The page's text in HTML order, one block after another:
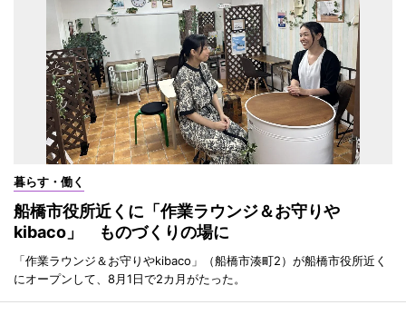
暮らす・働く
船橋市役所近くに「作業ラウンジ＆お守りや
kibaco」 ものづくりの場に
「作業ラウンジ＆お守りやkibaco」（船橋市湊町2）が船橋市役所近く
にオープンして、8月1日で2カ月がたった。